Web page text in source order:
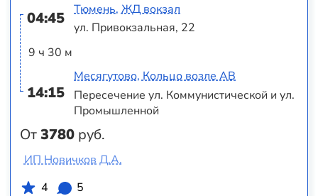
04:45
9 ч 30 м
14:15
От3780 руб.
Тюмень, ЖД вокзал
ул. Привокзальная, 22
Месягутово, Кольцо возле АВ
Пересечение ул. Коммунистической и ул.
Промышленной
ИП Новичков Д.А.
4
5